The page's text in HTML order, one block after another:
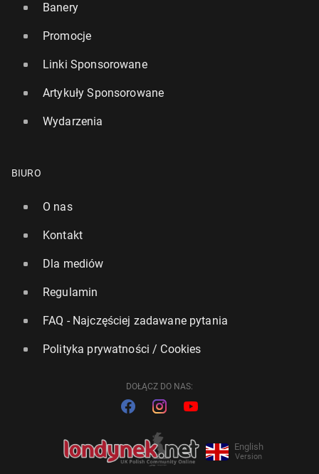
Banery
Promocje
Linki Sponsorowane
Artykuły Sponsorowane
Wydarzenia
BIURO
O nas
Kontakt
Dla mediów
Regulamin
FAQ - Najczęściej zadawane pytania
Polityka prywatności / Cookies
DOŁĄCZ DO NAS:
English
Version